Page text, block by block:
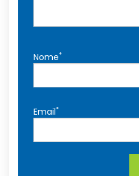
Nome*
Email*